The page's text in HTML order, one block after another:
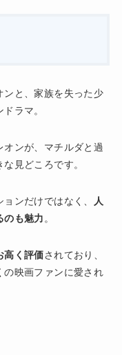
ンと、家族を失った少
ラマ。
ンが、マチルダと過
見どころです。
ンだけではなく、
人
のも魅力 。
高く評価されており、
の映画ファンに愛され